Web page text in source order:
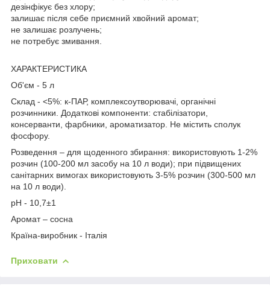
дезінфікує без хлору;
залишає після себе приємний хвойний аромат;
не залишає розлучень;
не потребує змивання.
ХАРАКТЕРИСТИКА
Об'єм - 5 л
Склад - <5%: к-ПАР, комплексоутворювачі, органічні
розчинники. Додаткові компоненти: стабілізатори,
консерванти, фарбники, ароматизатор. Не містить сполук
фосфору.
Розведення – для щоденного збирання: використовують 1-2%
розчин (100-200 мл засобу на 10 л води); при підвищених
санітарних вимогах використовують 3-5% розчин (300-500 мл
на 10 л води).
pH - 10,7±1
Аромат – сосна
Країна-виробник - Італія
Приховати